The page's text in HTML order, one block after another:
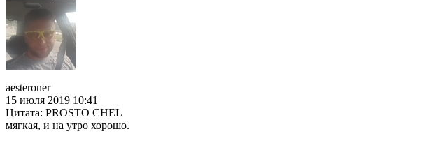
aesteroner
15 июля 2019 10:41
Цитата: PROSTO CHEL
мягкая, и на утро хорошо.